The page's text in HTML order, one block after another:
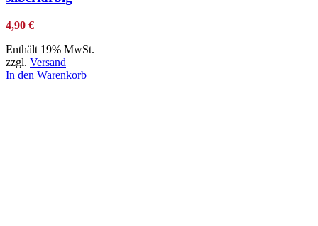
4,90 €
Enthält 19% MwSt.
zzgl. Versand
In den Warenkorb